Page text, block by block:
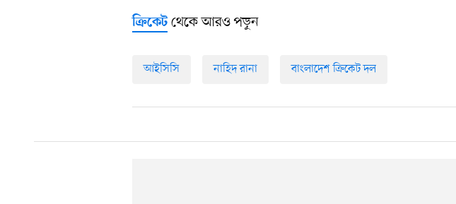
ক্রিকেটথেকে আরও পড়ুন
আইসিসি নাহিদ রানা বাংলাদেশ ক্রিকেট দল